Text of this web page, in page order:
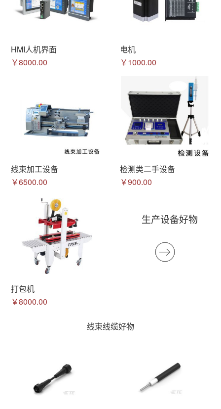
HMI人机界面
￥8000.00
电机
￥1000.00
线束加工设备
￥6500.00
检测类二手设备
￥900.00
打包机
￥8000.00
生产设备好物
线束线缆好物